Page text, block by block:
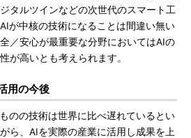
タルツインなどの次世代のスマート工
が中核の技術になることは間違い無い
／安心が最重要な分野においてはAIの
が高いとも考えられます。
用の今後
のの技術は世界に比べ遅れているとい
ら、AIを実際の産業に活用し成果を上